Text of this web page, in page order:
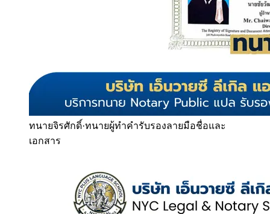
ทนายจิรศักดิ์·ทนายผู้ทำคำรับรองลายมือชื่อและ
เอกสาร